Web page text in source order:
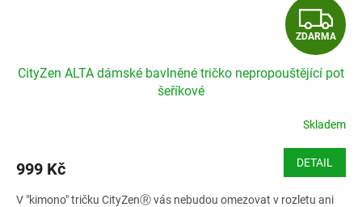
Z
D
A
R
M
A
ZDARMA
CityZen ALTA dámské bavlněné tričko nepropouštějící pot
šeříkové
Skladem
999 Kč DETAIL
V "kimono" tričku CityZenⓇ vás nebudou omezovat v rozletu ani